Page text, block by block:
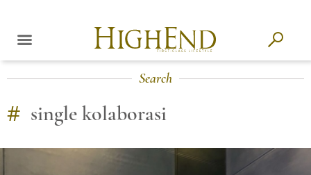
Search
# single kolaborasi